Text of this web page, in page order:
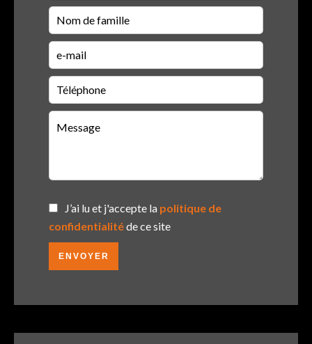
J’ai lu et j'accepte la politique de
confidentialitéde ce site
ENVOYER